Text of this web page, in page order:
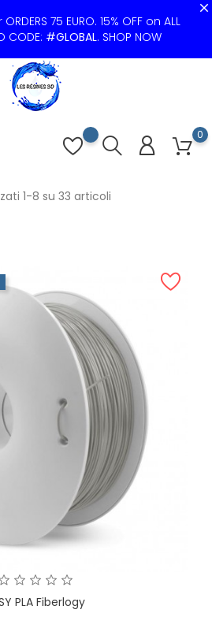
75 EURO. 15% OFF on ALL
CODE: #GLOBAL. SHOP NOW
0
1-8 su 33 articoli
PLA Fiberlogy